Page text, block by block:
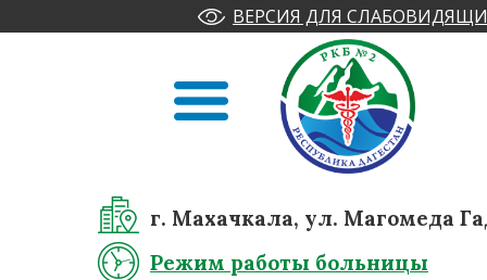
ВЕРСИЯ ДЛЯ
г. Махачкала, ул. Магомеда
Режим работы больницы